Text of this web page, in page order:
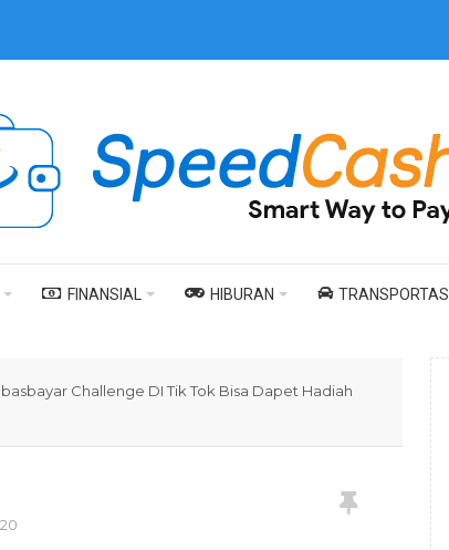
FINANSIAL HIBURAN TRANSPORTASI
Challenge DI Tik Tok Bisa Dapet Hadiah